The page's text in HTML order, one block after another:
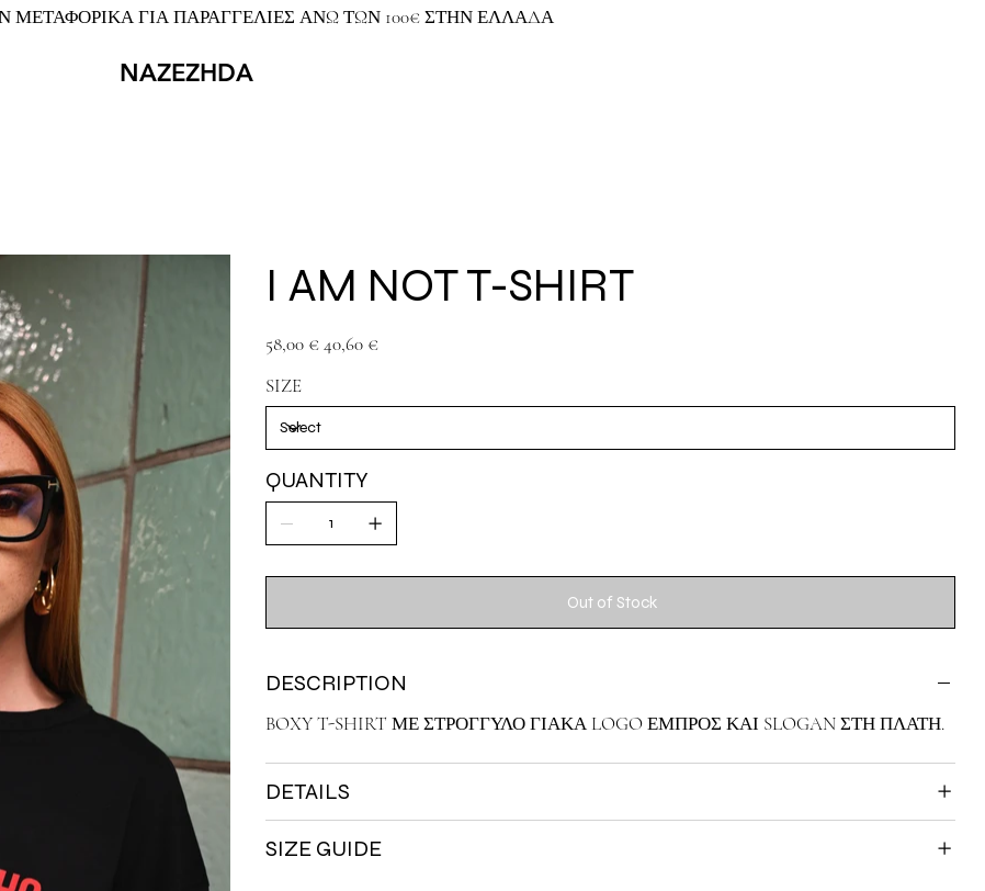
ΜΕΤΑΦΟΡΙΚΑ ΓΙΑ ΠΑΡΑΓΓΕΛΙΕΣ ΑΝΩ ΤΩΝ 100€ ΣΤΗΝ ΕΛΛΑΔΑ
NAZEZHDA
I AM NOT T-SHIRT
price
58,00 € price
40,60 €
SIZE
QUANTITY
Out of Stock
DESCRIPTION
BOXY T-SHIRT ΜΕ ΣΤΡΟΓΓΥΛΟ ΓΙΑΚΑ LOGO ΕΜΠΡΟΣ ΚΑΙ SLOGAN ΣΤΗ ΠΛΑΤΗ.
DETAILS
SIZE GUIDE